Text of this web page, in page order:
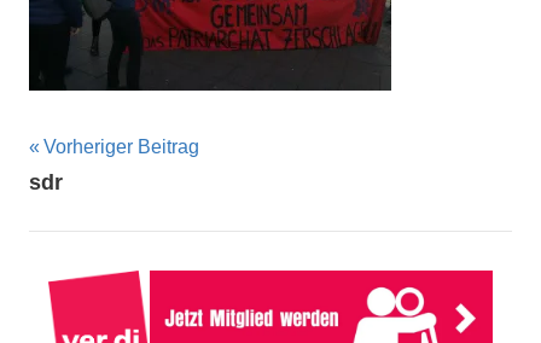
Beitragsnavigation
Vorheriger Beitrag
sdr